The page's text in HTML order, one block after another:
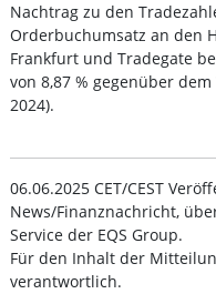
Nachtrag zu den
Orderbuchumsatz an den
Frankfurt und Tradegate
von 8,87 % gegenüber
2024).
06.06.2025 CET/CEST
News/Finanznachricht,
Service der EQS Group.
Für den Inhalt der
verantwortlich.